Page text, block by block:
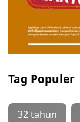
Tag Populer
32 tahun